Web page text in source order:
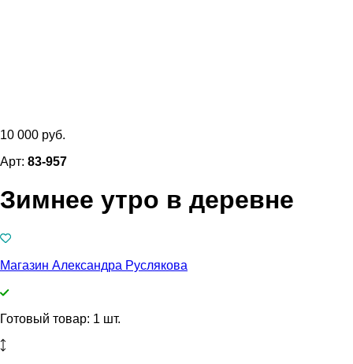
10 000 руб.
Арт: 83-957
Зимнее утро в деревне
Магазин Александра Руслякова
Готовый товар: 1 шт.